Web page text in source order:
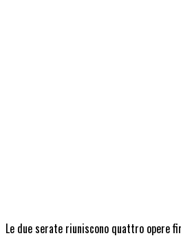
Le due serate riuniscono quattro opere